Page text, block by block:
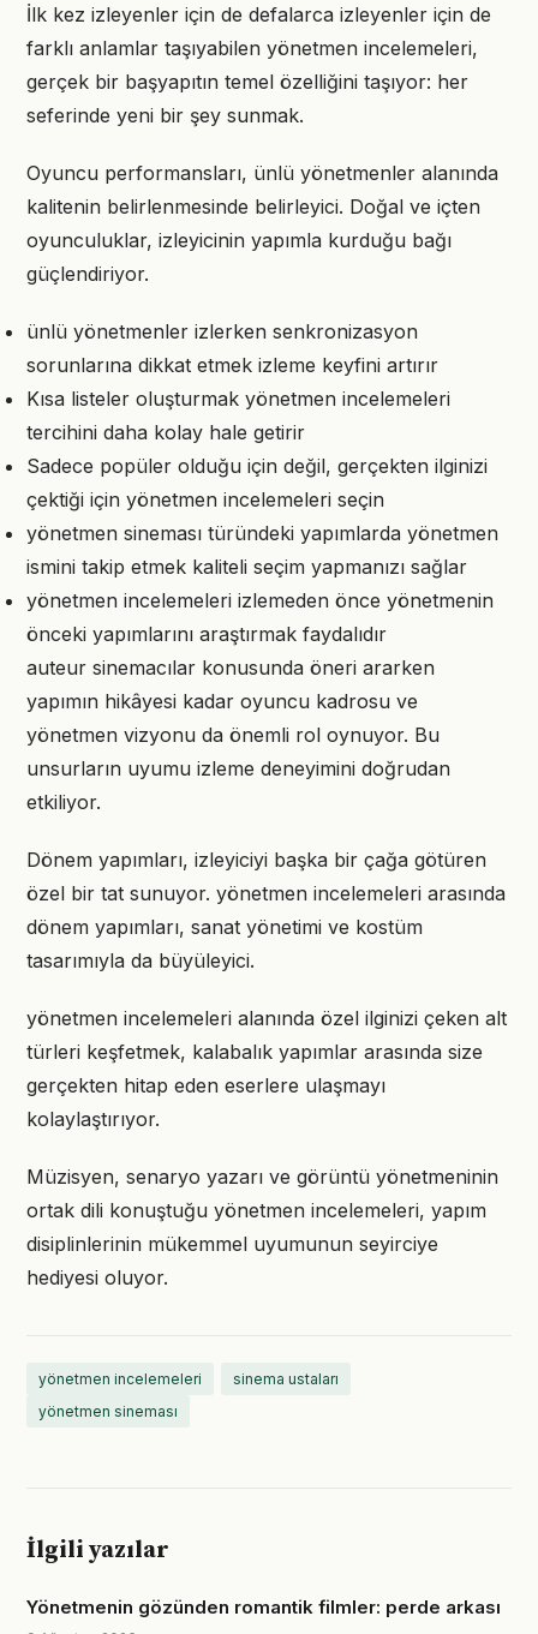
İlk kez izleyenler için de defalarca izleyenler için de
farklı anlamlar taşıyabilen yönetmen incelemeleri,
gerçek bir başyapıtın temel özelliğini taşıyor: her
seferinde yeni bir şey sunmak.
Oyuncu performansları, ünlü yönetmenler alanında
kalitenin belirlenmesinde belirleyici. Doğal ve içten
oyunculuklar, izleyicinin yapımla kurduğu bağı
güçlendiriyor.
ünlü yönetmenler izlerken senkronizasyon
sorunlarına dikkat etmek izleme keyfini artırır
Kısa listeler oluşturmak yönetmen incelemeleri
tercihini daha kolay hale getirir
Sadece popüler olduğu için değil, gerçekten ilginizi
çektiği için yönetmen incelemeleri seçin
yönetmen sineması türündeki yapımlarda yönetmen
ismini takip etmek kaliteli seçim yapmanızı sağlar
yönetmen incelemeleri izlemeden önce yönetmenin
önceki yapımlarını araştırmak faydalıdır
auteur sinemacılar konusunda öneri ararken
yapımın hikâyesi kadar oyuncu kadrosu ve
yönetmen vizyonu da önemli rol oynuyor. Bu
unsurların uyumu izleme deneyimini doğrudan
etkiliyor.
Dönem yapımları, izleyiciyi başka bir çağa götüren
özel bir tat sunuyor. yönetmen incelemeleri arasında
dönem yapımları, sanat yönetimi ve kostüm
tasarımıyla da büyüleyici.
yönetmen incelemeleri alanında özel ilginizi çeken alt
türleri keşfetmek, kalabalık yapımlar arasında size
gerçekten hitap eden eserlere ulaşmayı
kolaylaştırıyor.
Müzisyen, senaryo yazarı ve görüntü yönetmeninin
ortak dili konuştuğu yönetmen incelemeleri, yapım
disiplinlerinin mükemmel uyumunun seyirciye
hediyesi oluyor.
yönetmen incelemeleri
sinema ustaları
yönetmen sineması
İlgili yazılar
Yönetmenin gözünden romantik filmler: perde arkası